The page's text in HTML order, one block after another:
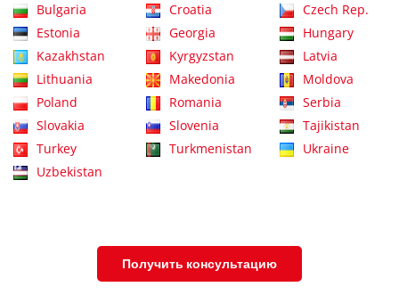
Bulgaria
Croatia
Czech Rep.
Estonia
Georgia
Hungary
Kazakhstan
Kyrgyzstan
Latvia
Lithuania
Makedonia
Moldova
Poland
Romania
Serbia
Slovakia
Slovenia
Tajikistan
Turkey
Turkmenistan
Ukraine
Uzbekistan
Получить консультацию